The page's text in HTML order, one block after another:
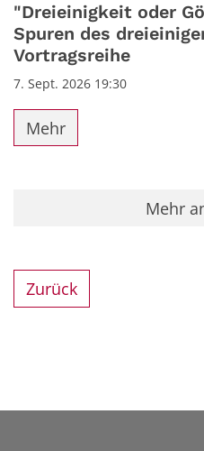
"Dreieinigkeit oder
Spuren des
Vortragsreihe
7. Sept. 2026 19:30
Mehr
Mehr
Zurück